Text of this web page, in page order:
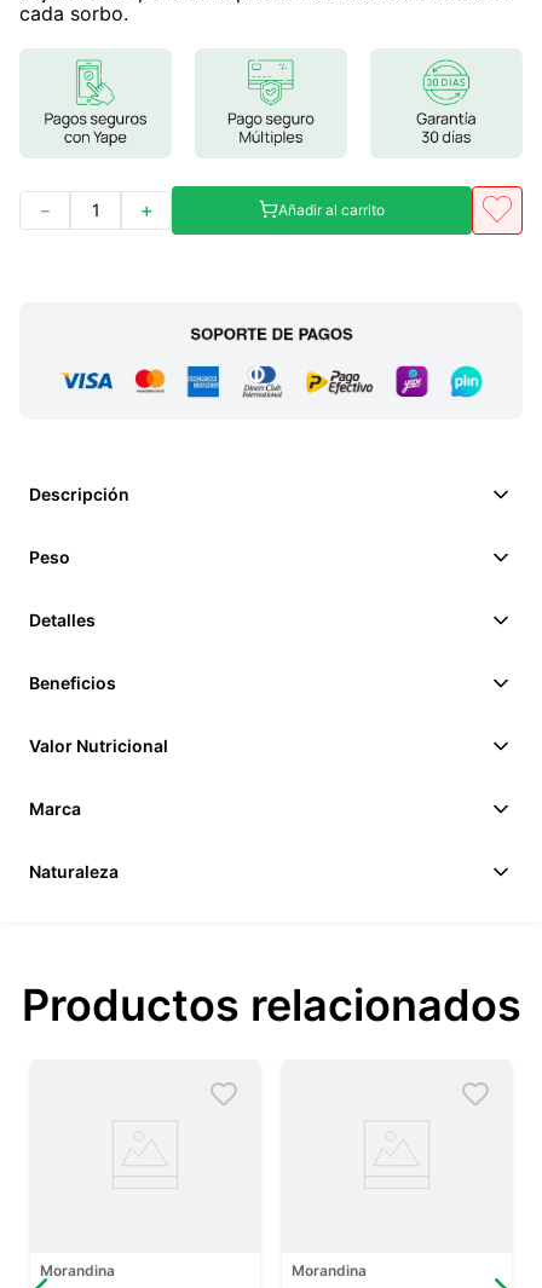
cada sorbo.
＋
－ Añadir al carrito
Descripción
Peso
Detalles
Beneficios
Valor Nutricional
Marca
Naturaleza
Productos relacionados
Morandina Morandina